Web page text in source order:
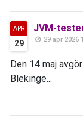
APR
29
JVM-
29 apr 2026
Den 14 maj
Blekinge...